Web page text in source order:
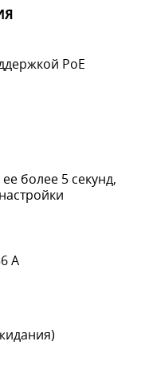
PoE
более 5 секунд,
А